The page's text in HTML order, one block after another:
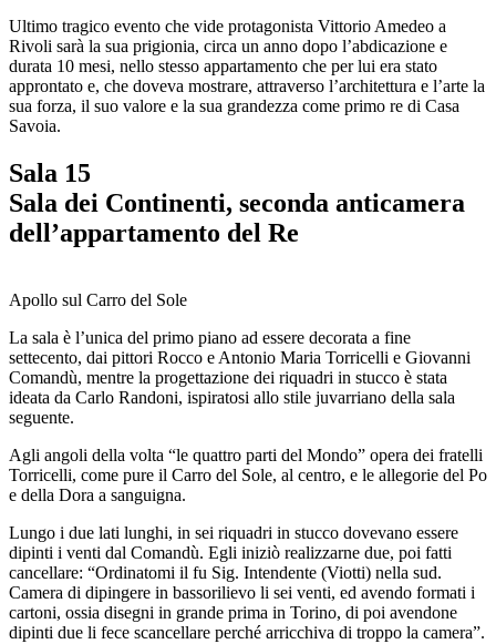
Ultimo tragico evento che vide protagonista Vittorio Amedeo a
Rivoli sarà la sua prigionia, circa un anno dopo l’abdicazione e
durata 10 mesi, nello stesso appartamento che per lui era stato
approntato e, che doveva mostrare, attraverso l’architettura e l’arte la
sua forza, il suo valore e la sua grandezza come primo re di Casa
Savoia.
Sala 15
Sala dei Continenti, seconda anticamera
dell’appartamento del Re
Apollo sul Carro del Sole
La sala è l’unica del primo piano ad essere decorata a fine
settecento, dai pittori Rocco e Antonio Maria Torricelli e Giovanni
Comandù, mentre la progettazione dei riquadri in stucco è stata
ideata da Carlo Randoni, ispiratosi allo stile juvarriano della sala
seguente.
Agli angoli della volta “le quattro parti del Mondo” opera dei fratelli
Torricelli, come pure il Carro del Sole, al centro, e le allegorie del Po
e della Dora a sanguigna.
Lungo i due lati lunghi, in sei riquadri in stucco dovevano essere
dipinti i venti dal Comandù. Egli iniziò realizzarne due, poi fatti
cancellare: “Ordinatomi il fu Sig. Intendente (Viotti) nella sud.
Camera di dipingere in bassorilievo li sei venti, ed avendo formati i
cartoni, ossia disegni in grande prima in Torino, di poi avendone
dipinti due li fece scancellare perché arricchiva di troppo la camera”.